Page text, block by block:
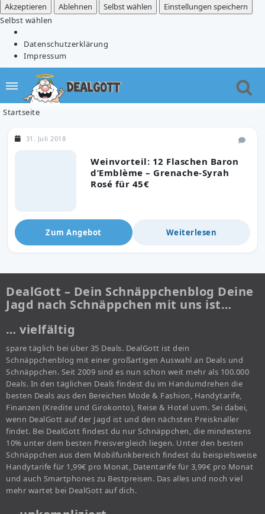
Akzeptieren
Ablehnen Selbst wählen
Einstellungen speichern
Selbst wählen
Datenschutzerklärung
Impressum
Startseite
Weinvorteil: 12 Flaschen Baron
d’Emblème – Grenache-Syrah
Rosé für 45€
31. Juli 2018
Zum Angebot Weiterlesen
DealGott – Dein Schnäppchenblog Deine
Jagd nach Schnäppchen mit uns ist…
… vielfältig
spare täglich bei über 35 Deals. DealGott ist dein
Schnäppchenblog mit einer großartigen Auswahl an Deals und
Schnäppchen. Seit 2009 sind es nun schon weit mehr als 100.000
Deals. In den täglichen Deals findest du im Handumdrehen die
besten Deals aus den Bereichen Mode & Fashion, Handytarife,
Finanzen (Kredite und Girokonto), Reise & Hotel uvm. Sei dabei,
wenn DealGott auf der Jagd ist und den nächsten Preisknaller
findet. Bei DealGott findest du nur Schnäppchen, die mindestens
10% unter dem besten Preisvergleich liegen. Unter den besten
Schnäppchen aus dem Mobilfunkbereich findest du beispielsweise
Handytarife für 1,99€ pro Monat, Datentarife für 3,99€ pro Monat
und auch Smartphones zu Bestpreisen. Das alles und noch viel
mehr wartet bei DealGott auf dich.